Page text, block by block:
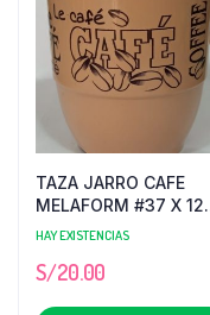
TAZA JARRO CAFE
MELAFORM #37 X 12
UNID
HAY EXISTENCIAS
S/20.00